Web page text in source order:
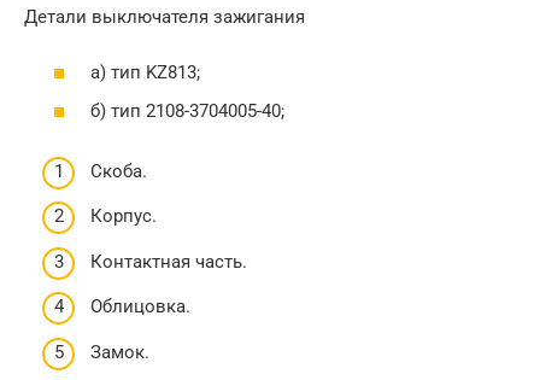
Детали выключателя зажигания
а) тип KZ813;
б) тип 2108-3704005-40;
Скоба.
Корпус.
Контактная часть.
Облицовка.
Замок.